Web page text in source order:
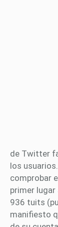
de Twitter
los
comprobar
primer
936 tuits
manifiesto